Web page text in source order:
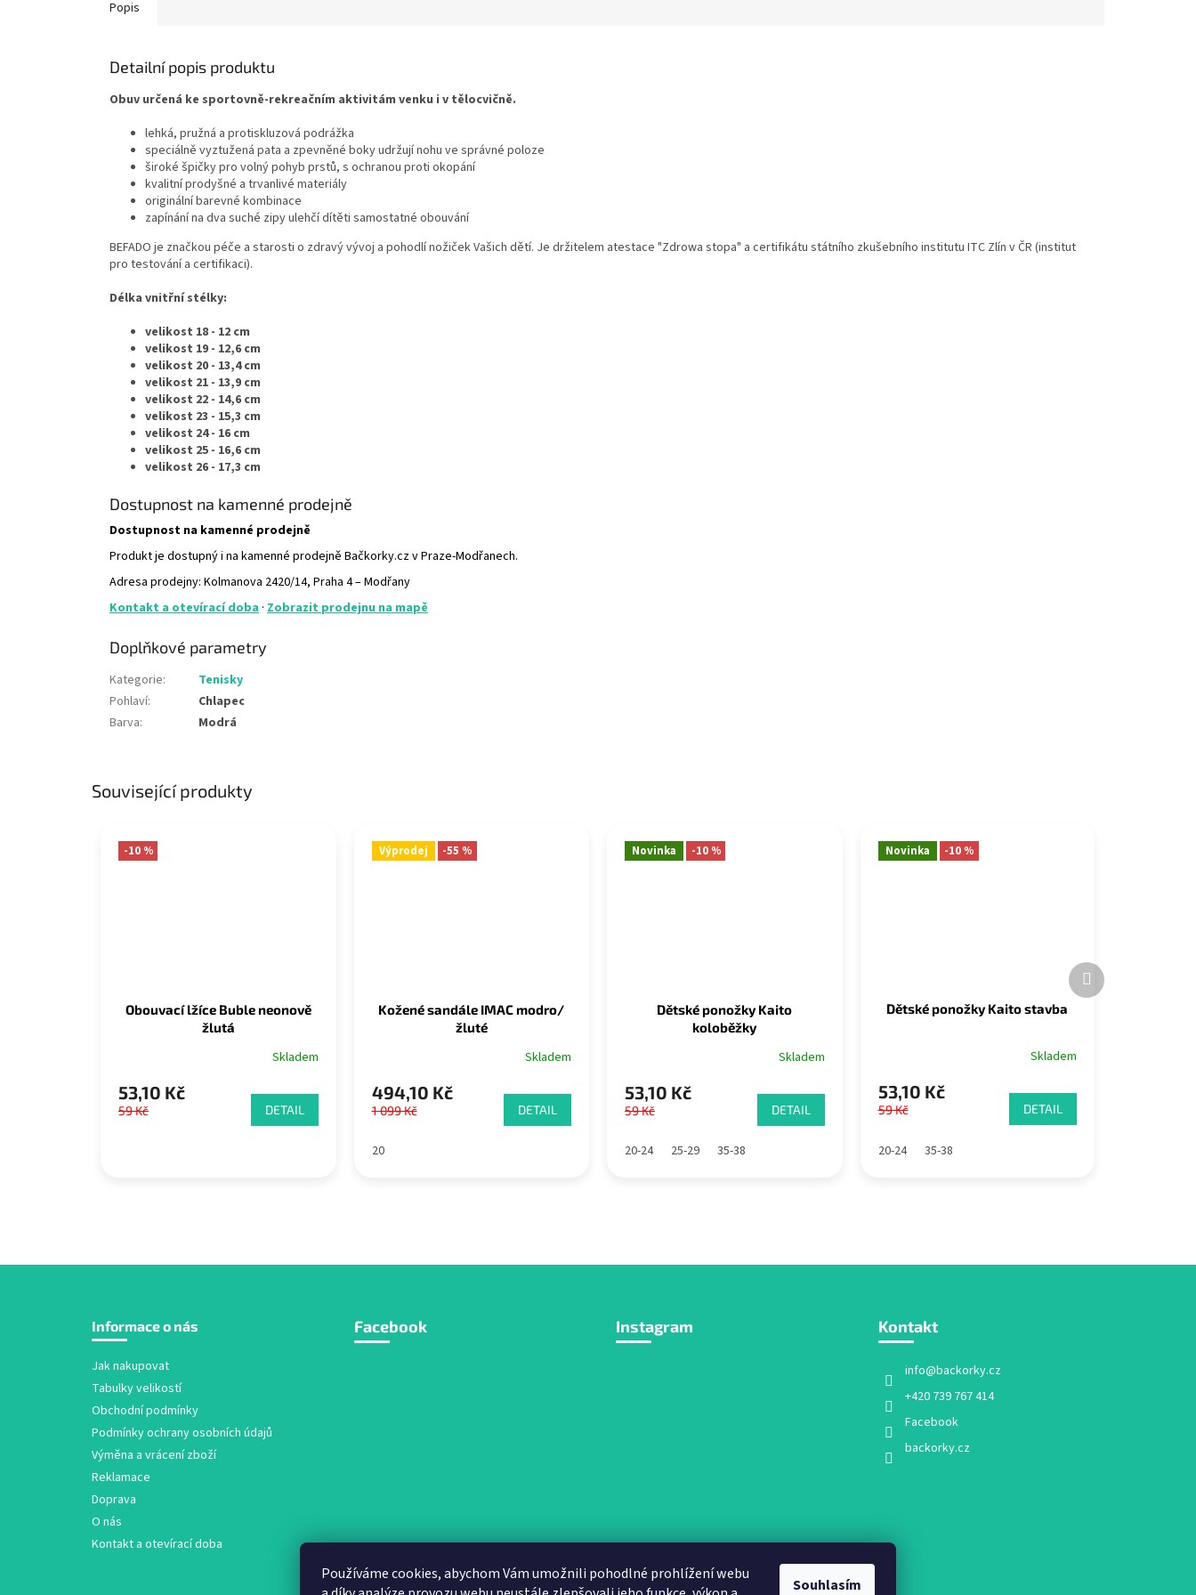
Používáme cookies, abychom Vám umožnili pohodlné prohlížení webu
Souhlasím
Související produkty
-10 %
Obouvací lžíce Buble neonově
žlutá
Skladem
53,10 Kč
59 Kč DETAIL
Výprodej -55 %
Kožené sandále IMAC modro/
žluté
Skladem
494,10 Kč
1 099 Kč DETAIL
20
Novinka -10 %
Dětské ponožky Kaito
koloběžky
Skladem
53,10 Kč
59 Kč DETAIL
20-24 25-29 35-38
Novinka -10 %
Dětské ponožky Kaito stavba
Skladem
53,10 Kč
59 Kč DETAIL
20-24 35-38
Další
produkt
Popis
Detailní popis produktu
Obuv určená ke sportovně-rekreačním aktivitám venku i v tělocvičně.
lehká, pružná a protiskluzová podrážka
speciálně vyztužená pata a zpevněné boky udržují nohu ve správné poloze
široké špičky pro volný pohyb prstů, s ochranou proti okopání
kvalitní prodyšné a trvanlivé materiály
originální barevné kombinace
zapínání na dva suché zipy ulehčí dítěti samostatné obouvání
BEFADO je značkou péče a starosti o zdravý vývoj a pohodlí nožiček Vašich dětí. Je držitelem atestace "Zdrowa stopa" a certifikátu státního zkušebního institutu ITC Zlín v ČR (institut
pro testování a certifikaci).
Délka vnitřní stélky:
velikost 18 - 12 cm
velikost 19 - 12,6 cm
velikost 20 - 13,4 cm
velikost 21 - 13,9 cm
velikost 22 - 14,6 cm
velikost 23 - 15,3 cm
velikost 24 - 16 cm
velikost 25 - 16,6 cm
velikost 26 - 17,3 cm
Dostupnost na kamenné prodejně
Dostupnost na kamenné prodejně
Produkt je dostupný i na kamenné prodejně Bačkorky.cz v Praze-Modřanech.
Adresa prodejny: Kolmanova 2420/14, Praha 4 – Modřany
Kontakt a otevírací doba · Zobrazit prodejnu na mapě
Doplňkové parametry
Kategorie:
Tenisky
Pohlaví:
Chlapec
Barva: Modrá
Informace o nás
Jak nakupovat
Tabulky velikostí
Obchodní podmínky
Podmínky ochrany osobních údajů
Výměna a vrácení zboží
Reklamace
Doprava
O nás
Kontakt a otevírací doba
Facebook Instagram Kontakt
info@backorky.cz
+420 739 767 414
Facebook
backorky.cz